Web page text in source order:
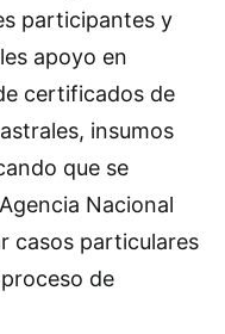
participantes y
apoyo en
certificados de
insumos
que se
Nacional
casos particulares
de